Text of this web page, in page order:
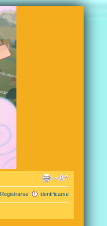
Registrarse Identificarse